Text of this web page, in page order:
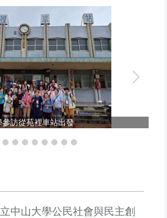
參訪從苑裡車站出發
中山大學公民社會與民主創